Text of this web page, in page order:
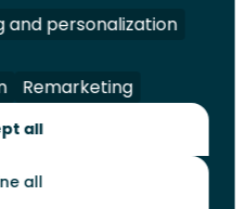
A-Z Index
Contact
and personalization
Remarketing
all
all